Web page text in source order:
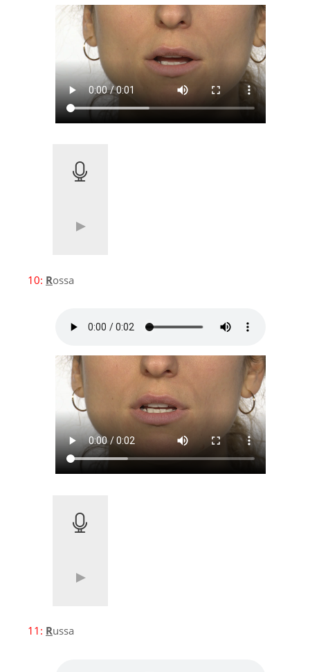
10: Rossa
11: Russa